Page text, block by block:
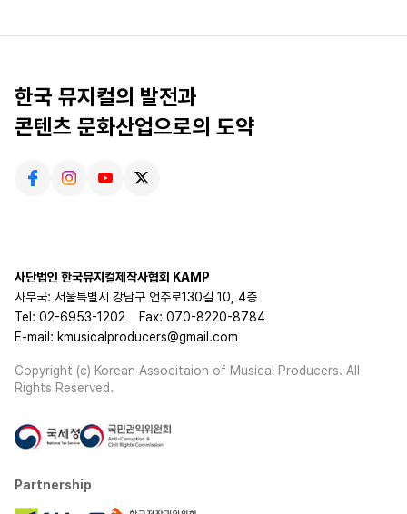
한국 뮤지컬의 발전과
콘텐츠 문화산업으로의 도약
사단법인 한국뮤지컬제작사협회 KAMP
사무국: 서울특별시 강남구 언주로130길 10, 4층
Tel: 02-6953-1202
Fax: 070-8220-8784
E-mail: kmusicalproducers@gmail.com
Copyright (c) Korean Associtaion of Musical Producers. All
Rights Reserved.
Partnership